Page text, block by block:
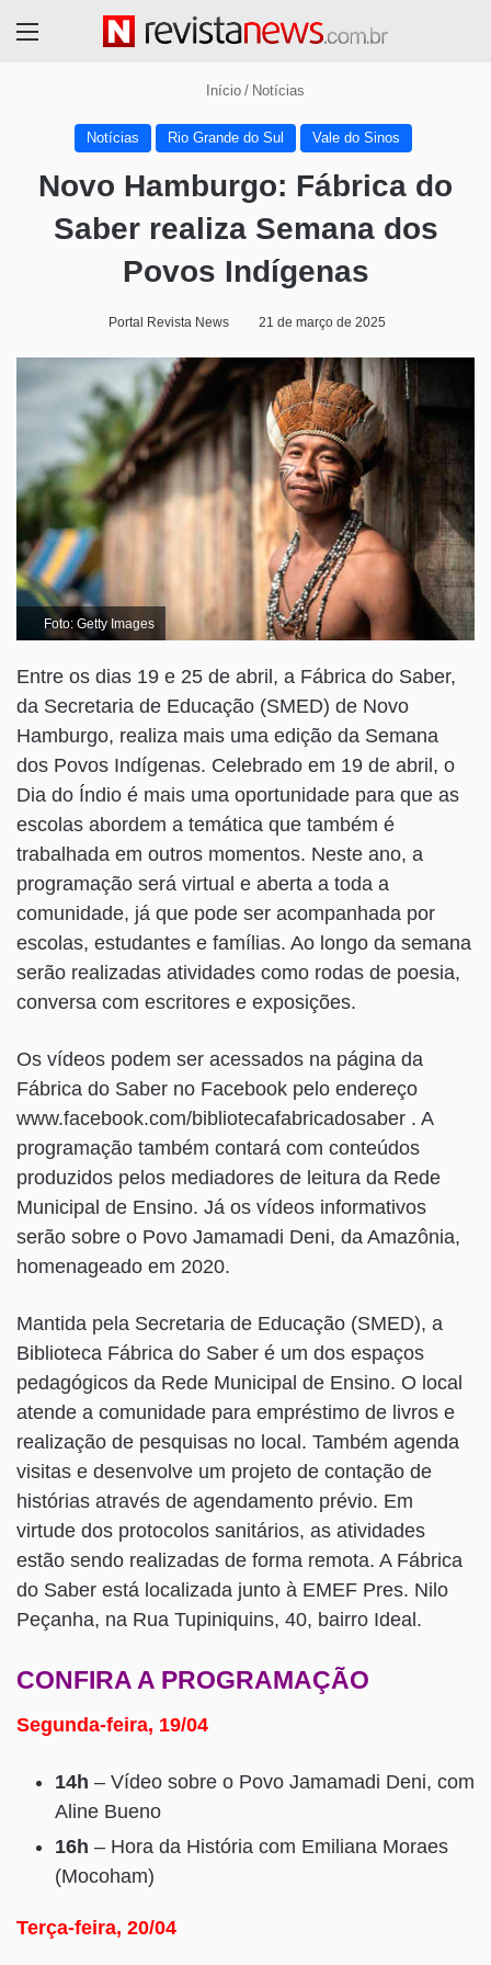
Início / Notícias
Notícias Rio Grande do Sul Vale do Sinos
Novo Hamburgo: Fábrica do
Saber realiza Semana dos
Povos Indígenas
Portal Revista News 21 de março de 2025
Foto: Getty Images
Entre os dias 19 e 25 de abril, a Fábrica do Saber,
da Secretaria de Educação (SMED) de Novo
Hamburgo, realiza mais uma edição da Semana
dos Povos Indígenas. Celebrado em 19 de abril, o
Dia do Índio é mais uma oportunidade para que as
escolas abordem a temática que também é
trabalhada em outros momentos. Neste ano, a
programação será virtual e aberta a toda a
comunidade, já que pode ser acompanhada por
escolas, estudantes e famílias. Ao longo da semana
serão realizadas atividades como rodas de poesia,
conversa com escritores e exposições.
Os vídeos podem ser acessados na página da
Fábrica do Saber no Facebook pelo endereço
www.facebook.com/bibliotecafabricadosaber . A
programação também contará com conteúdos
produzidos pelos mediadores de leitura da Rede
Municipal de Ensino. Já os vídeos informativos
serão sobre o Povo Jamamadi Deni, da Amazônia,
homenageado em 2020.
Mantida pela Secretaria de Educação (SMED), a
Biblioteca Fábrica do Saber é um dos espaços
pedagógicos da Rede Municipal de Ensino. O local
atende a comunidade para empréstimo de livros e
realização de pesquisas no local. Também agenda
visitas e desenvolve um projeto de contação de
histórias através de agendamento prévio. Em
virtude dos protocolos sanitários, as atividades
estão sendo realizadas de forma remota. A Fábrica
do Saber está localizada junto à EMEF Pres. Nilo
Peçanha, na Rua Tupiniquins, 40, bairro Ideal.
CONFIRA A PROGRAMAÇÃO
Segunda-feira, 19/04
14h – Vídeo sobre o Povo Jamamadi Deni, com
Aline Bueno
16h – Hora da História com Emiliana Moraes
(Mocoham)
Terça-feira, 20/04